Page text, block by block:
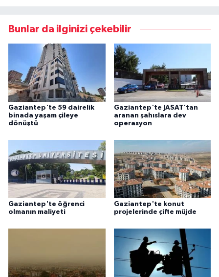
Bunlar da ilginizi çekebilir
Gaziantep'te 59 dairelik
binada yaşam çileye
dönüştü
Gaziantep'te JASAT'tan
aranan şahıslara dev
operasyon
Gaziantep'te öğrenci
olmanın maliyeti
Gaziantep'te konut
projelerinde çifte müjde